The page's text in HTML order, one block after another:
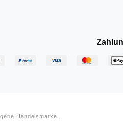
Handelsmarke.